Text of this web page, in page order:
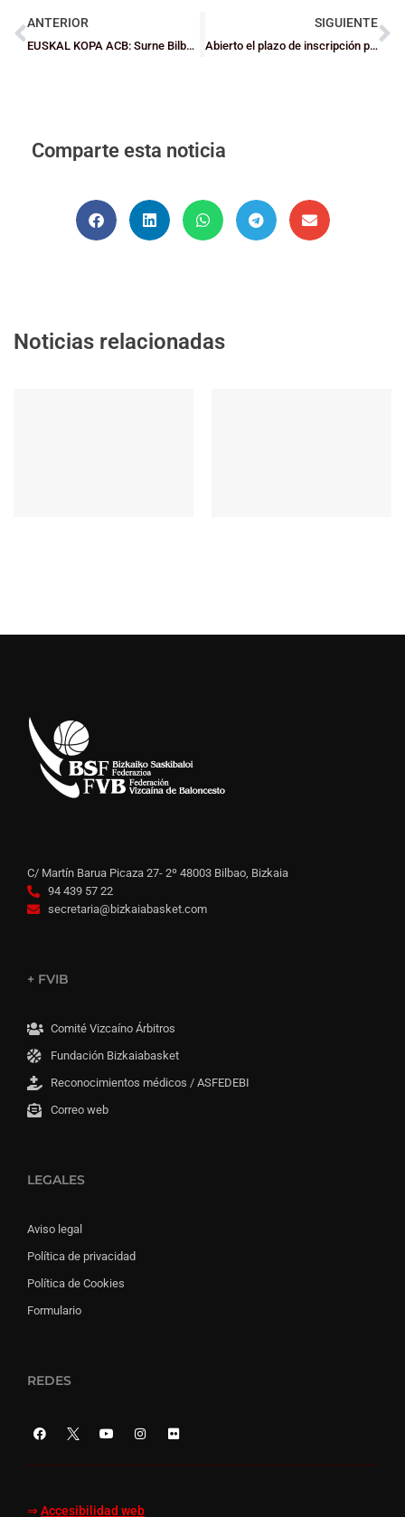
ANTERIOR
EUSKAL KOPA ACB: Surne Bilbao Basket, subcampeón en Azpeitia (81-72)
SIGUIENTE
Abierto el plazo de inscripción para Eskola Laguntzailea 2024/25
Comparte esta noticia
Noticias relacionadas
C/ Martín Barua Picaza 27- 2º 48003 Bilbao, Bizkaia
94 439 57 22
secretaria@bizkaiabasket.com
+ FVIB
Comité Vizcaíno Árbitros
Fundación Bizkaiabasket
Reconocimientos médicos / ASFEDEBI
Correo web
LEGALES
Aviso legal
Política de privacidad
Política de Cookies
Formulario
REDES
⇒ Accesibilidad web